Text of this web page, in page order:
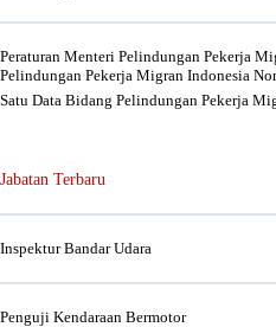
Peraturan Menteri Pelindungan Pekerja
Pelindungan Pekerja Migran Indonesia
Satu Data Bidang Pelindungan Pekerja
Jabatan Terbaru
Inspektur Bandar Udara
Penguji Kendaraan Bermotor